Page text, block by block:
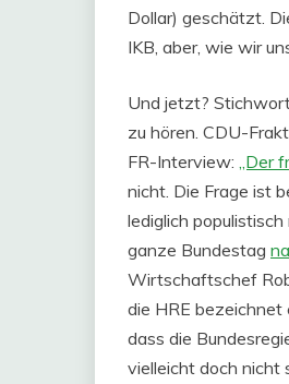
Dollar) geschätzt.
IKB, aber, wie wir
Und jetzt?
zu hören. CDU-
FR-Interview: „Der
nicht. Die Frage ist
lediglich
ganze Bundestag
Wirtschaftschef
die HRE bezeichnet
dass die
vielleicht doch nicht